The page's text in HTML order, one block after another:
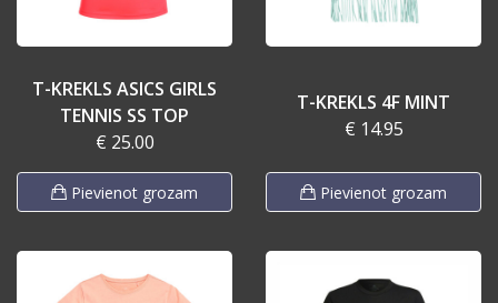
T-KREKLS ASICS GIRLS
TENNIS SS TOP
€ 25.00
Pievienot grozam
T-KREKLS 4F MINT
€ 14.95
Pievienot grozam